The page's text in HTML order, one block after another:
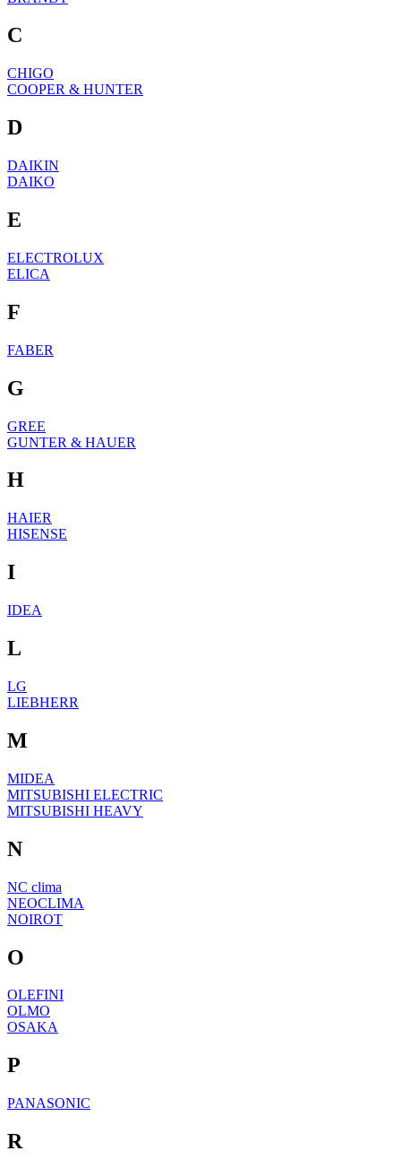
C
CHIGO
COOPER & HUNTER
D
DAIKIN
DAIKO
E
ELECTROLUX
ELICA
F
FABER
G
GREE
GUNTER & HAUER
H
HAIER
HISENSE
I
IDEA
L
LG
LIEBHERR
M
MIDEA
MITSUBISHI ELECTRIC
MITSUBISHI HEAVY
N
NC clima
NEOCLIMA
NOIROT
O
OLEFINI
OLMO
OSAKA
P
PANASONIC
R